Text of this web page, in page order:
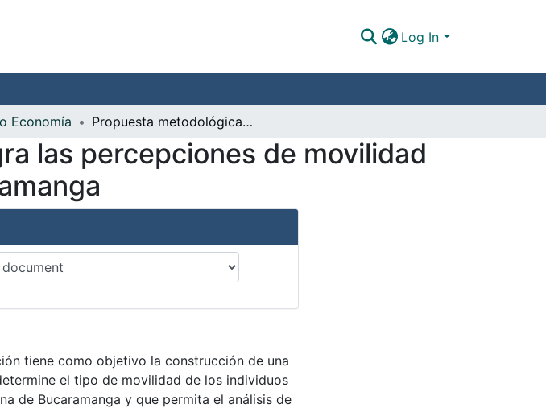
Log In
Economía Propuesta metodológica que integra las percepciones de movilidad en el Área Metropolitana de Bucaramanga
las percepciones de movilidad
tiene como objetivo la construcción de una
el tipo de movilidad de los individuos
de Bucaramanga y que permita el análisis de